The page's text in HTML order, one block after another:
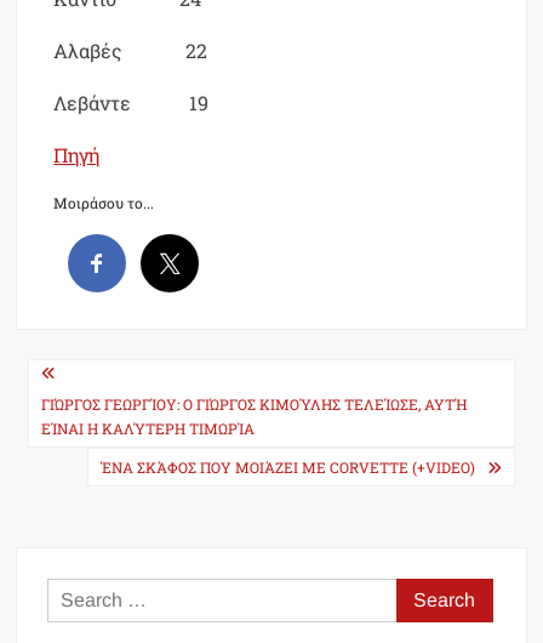
Αλαβές 22
Λεβάντε 19
Πηγή
Μοιράσου το...
Post
navigation
ΓΙΏΡΓΟΣ ΓΕΩΡΓΊΟΥ: Ο ΓΙΏΡΓΟΣ ΚΙΜΟΎΛΗΣ ΤΕΛΕΊΩΣΕ, ΑΥΤΉ
ΕΊΝΑΙ Η ΚΑΛΎΤΕΡΗ ΤΙΜΩΡΊΑ
ΈΝΑ ΣΚΆΦΟΣ ΠΟΥ ΜΟΙΆΖΕΙ ΜΕ CORVETTE (+VIDEO)
Search
for: